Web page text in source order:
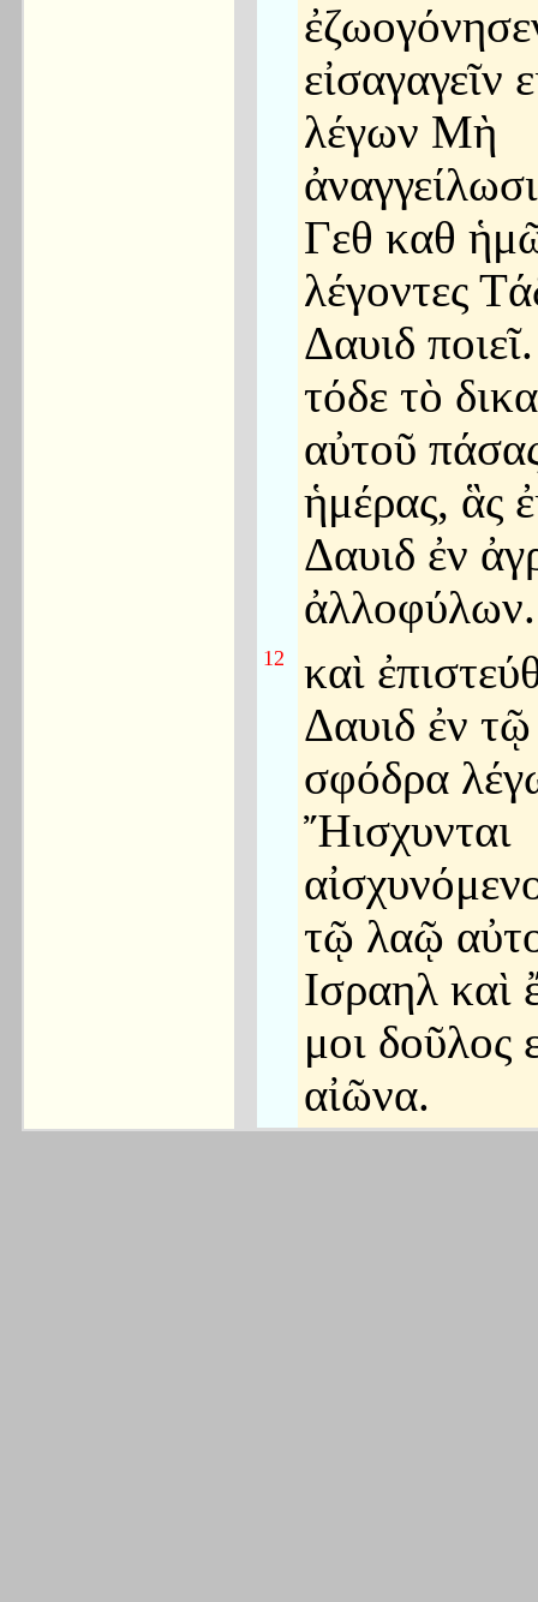
εἰσαγαγεῖν
λέγων Μὴ
Γεθ καθ
λέγοντες
Δαυιδ
τόδε τὸ
αὐτοῦ
ἡμέρας, ἃς
Δαυιδ ἐν
ἀλλοφύλων.
12
καὶ
Δαυιδ ἐν
σφόδρα
Ἤισχυνται
τῷ λαῷ
Ισραηλ καὶ
μοι δοῦλος
αἰῶνα.